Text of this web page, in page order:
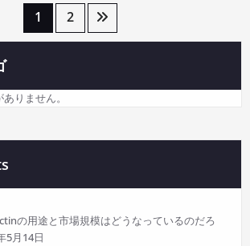
1 2
りません。
の用途と市場規模はどうなっているのだろ
5月14日